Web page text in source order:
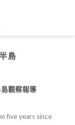
島
觀察報導
five years since